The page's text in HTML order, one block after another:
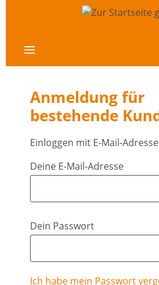
Anmeldung für
bestehende
Einloggen mit E-Mail-
Deine E-Mail-Adresse
Dein Passwort
Ich habe mein Passwort